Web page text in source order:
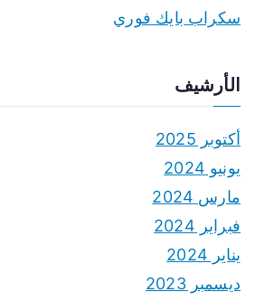
سكراب بايك فوري
الأرشيف
أكتوبر 2025
يونيو 2024
مارس 2024
فبراير 2024
يناير 2024
ديسمبر 2023